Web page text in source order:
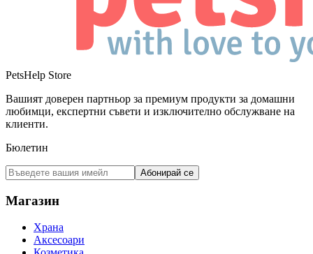
PetsHelp Store
Вашият доверен партньор за премиум продукти за домашни
любимци, експертни съвети и изключително обслужване на
клиенти.
Бюлетин
Абонирай се
Магазин
Храна
Аксесоари